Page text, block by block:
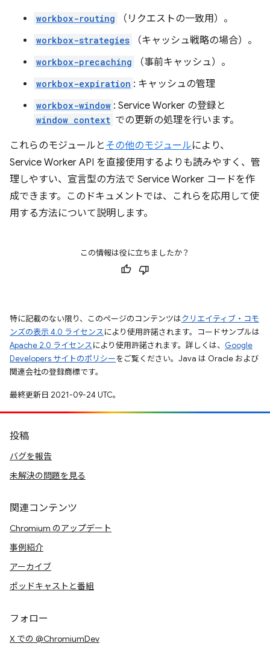
workbox-routing （リクエストの一致用）。
workbox-strategies （キャッシュ戦略の場合）。
workbox-precaching （事前キャッシュ）。
workbox-expiration : キャッシュの管理
workbox-window : Service Worker の登録と
window context での更新の処理を行います。
これらのモジュールと その他のモジュールにより、
Service Worker API を直接使用するよりも読みやすく、管
理しやすい、宣言型の方法で Service Worker コードを作
成できます。このドキュメントでは、これらを応用して使
用する方法について説明します。
この情報は役に立ちましたか？
特に記載のない限り、このページのコンテンツはクリエイティブ・コモ
ンズの表示 4.0 ライセンスにより使用許諾されます。コードサンプルは
Apache 2.0 ライセンスにより使用許諾されます。詳しくは、 Google
Developers サイトのポリシーをご覧ください。Java は Oracle および
関連会社の登録商標です。
最終更新日 2021-09-24 UTC。
投稿
バグを報告
未解決の問題を見る
関連コンテンツ
Chromium のアップデート
事例紹介
アーカイブ
ポッドキャストと番組
フォロー
X での @ChromiumDev